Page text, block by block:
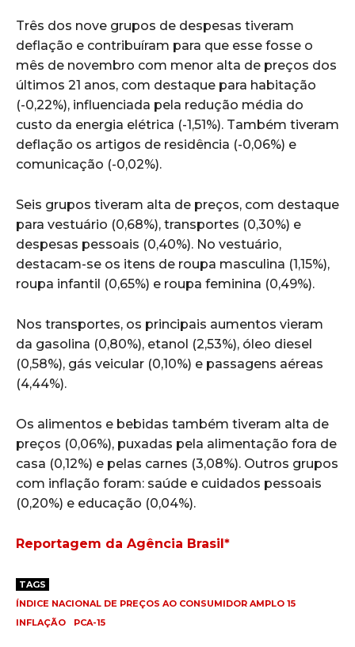
Três dos nove grupos de despesas tiveram
deflação e contribuíram para que esse fosse o
mês de novembro com menor alta de preços dos
últimos 21 anos, com destaque para habitação
(-0,22%), influenciada pela redução média do
custo da energia elétrica (-1,51%). Também tiveram
deflação os artigos de residência (-0,06%) e
comunicação (-0,02%).
Seis grupos tiveram alta de preços, com destaque
para vestuário (0,68%), transportes (0,30%) e
despesas pessoais (0,40%). No vestuário,
destacam-se os itens de roupa masculina (1,15%),
roupa infantil (0,65%) e roupa feminina (0,49%).
Nos transportes, os principais aumentos vieram
da gasolina (0,80%), etanol (2,53%), óleo diesel
(0,58%), gás veicular (0,10%) e passagens aéreas
(4,44%).
Os alimentos e bebidas também tiveram alta de
preços (0,06%), puxadas pela alimentação fora de
casa (0,12%) e pelas carnes (3,08%). Outros grupos
com inflação foram: saúde e cuidados pessoais
(0,20%) e educação (0,04%).
Reportagem da Agência Brasil*
TAGS
ÍNDICE NACIONAL DE PREÇOS AO CONSUMIDOR AMPLO 15
INFLAÇÃO
PCA-15